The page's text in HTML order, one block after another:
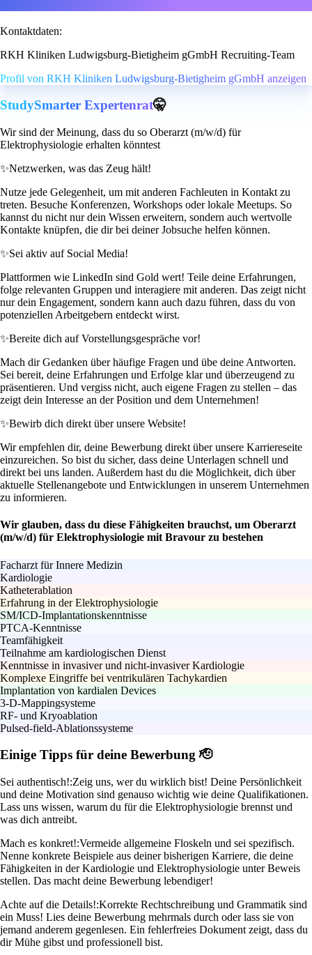
Kontaktdaten:
RKH Kliniken Ludwigsburg-Bietigheim gGmbH Recruiting-Team
Profil von RKH Kliniken Ludwigsburg-Bietigheim gGmbH anzeigen
StudySmarter Expertenrat🤫
Wir sind der Meinung, dass du so Oberarzt (m/w/d) für
Elektrophysiologie erhalten könntest
✨Netzwerken, was das Zeug hält!
Nutze jede Gelegenheit, um mit anderen Fachleuten in Kontakt zu
treten. Besuche Konferenzen, Workshops oder lokale Meetups. So
kannst du nicht nur dein Wissen erweitern, sondern auch wertvolle
Kontakte knüpfen, die dir bei deiner Jobsuche helfen können.
✨Sei aktiv auf Social Media!
Plattformen wie LinkedIn sind Gold wert! Teile deine Erfahrungen,
folge relevanten Gruppen und interagiere mit anderen. Das zeigt nicht
nur dein Engagement, sondern kann auch dazu führen, dass du von
potenziellen Arbeitgebern entdeckt wirst.
✨Bereite dich auf Vorstellungsgespräche vor!
Mach dir Gedanken über häufige Fragen und übe deine Antworten.
Sei bereit, deine Erfahrungen und Erfolge klar und überzeugend zu
präsentieren. Und vergiss nicht, auch eigene Fragen zu stellen – das
zeigt dein Interesse an der Position und dem Unternehmen!
✨Bewirb dich direkt über unsere Website!
Wir empfehlen dir, deine Bewerbung direkt über unsere Karriereseite
einzureichen. So bist du sicher, dass deine Unterlagen schnell und
direkt bei uns landen. Außerdem hast du die Möglichkeit, dich über
aktuelle Stellenangebote und Entwicklungen in unserem Unternehmen
zu informieren.
Wir glauben, dass du diese Fähigkeiten brauchst, um Oberarzt
(m/w/d) für Elektrophysiologie mit Bravour zu bestehen
Facharzt für Innere Medizin
Kardiologie
Katheterablation
Erfahrung in der Elektrophysiologie
SM/ICD-Implantationskenntnisse
PTCA-Kenntnisse
Teamfähigkeit
Teilnahme am kardiologischen Dienst
Kenntnisse in invasiver und nicht-invasiver Kardiologie
Komplexe Eingriffe bei ventrikulären Tachykardien
Implantation von kardialen Devices
3-D-Mappingsysteme
RF- und Kryoablation
Pulsed-field-Ablationssysteme
Einige Tipps für deine Bewerbung 🫡
Sei authentisch!:Zeig uns, wer du wirklich bist! Deine Persönlichkeit
und deine Motivation sind genauso wichtig wie deine Qualifikationen.
Lass uns wissen, warum du für die Elektrophysiologie brennst und
was dich antreibt.
Mach es konkret!:Vermeide allgemeine Floskeln und sei spezifisch.
Nenne konkrete Beispiele aus deiner bisherigen Karriere, die deine
Fähigkeiten in der Kardiologie und Elektrophysiologie unter Beweis
stellen. Das macht deine Bewerbung lebendiger!
Achte auf die Details!:Korrekte Rechtschreibung und Grammatik sind
ein Muss! Lies deine Bewerbung mehrmals durch oder lass sie von
jemand anderem gegenlesen. Ein fehlerfreies Dokument zeigt, dass du
dir Mühe gibst und professionell bist.